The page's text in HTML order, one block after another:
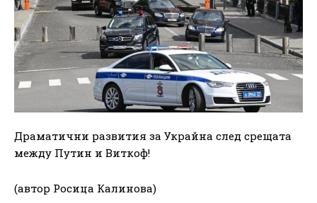
Драматични развития за Украйна след срещата
между Путин и Виткоф!
(автор Росица Калинова)